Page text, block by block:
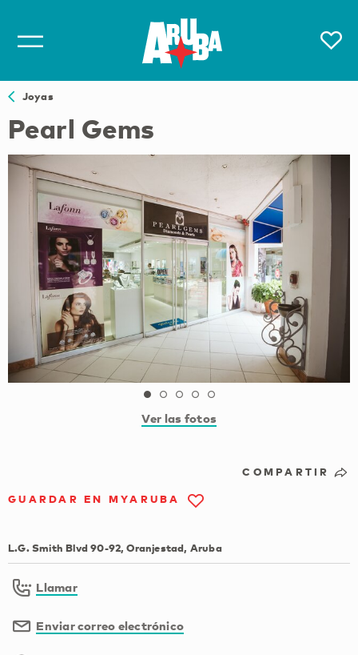
Joyas
Pearl Gems
Ver las fotos
COMPARTIR
GUARDAR EN MYARUBA
L.G. Smith Blvd 90-92, Oranjestad, Aruba
Llamar
Enviar correo electrónico